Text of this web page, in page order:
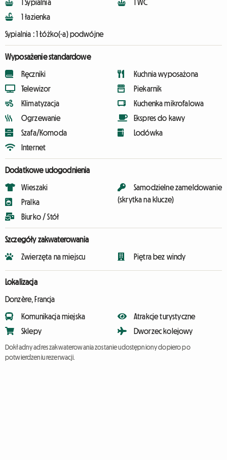
1 Sypialnia
1 łazienka
1 WC
Sypialnia :1 Łóżko(-a) podwójne
Wyposażenie standardowe
Ręczniki
Telewizor
Klimatyzacja
Ogrzewanie
Szafa/Komoda
Internet
Kuchnia wyposażona
Piekarnik
Kuchenka mikrofalowa
Ekspres do kawy
Lodówka
Dodatkowe udogodnienia
Wieszaki
Pralka
Biurko / Stół
Samodzielne zameldowanie
(skrytka na klucze)
Szczegóły zakwaterowania
Zwierzęta na miejscu Piętra bez windy
Lokalizacja
Donzère, Francja
Komunikacja miejska
Sklepy
Atrakcje turystyczne
Dworzec kolejowy
Dokładny adres zakwaterowania zostanie udostępniony dopiero po
potwierdzeniu rezerwacji.